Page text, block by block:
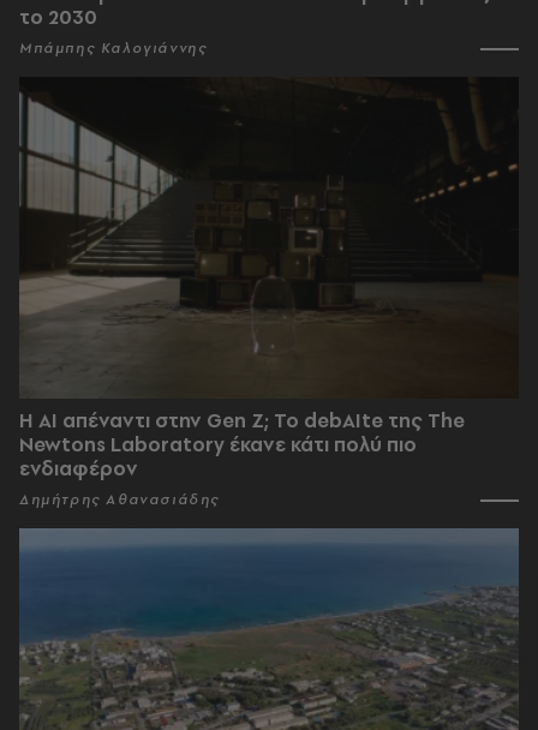
το 2030
Μπάμπης Καλογιάννης
Η AI απέναντι στην Gen Z; Το debAIte της The
Newtons Laboratory έκανε κάτι πολύ πιο
ενδιαφέρον
Δημήτρης Αθανασιάδης